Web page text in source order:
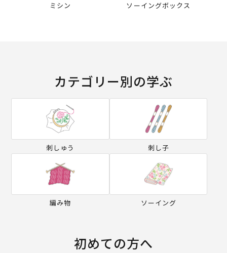
ミシン ソーイングボックス
カテゴリー別の学ぶ
刺しゅう 刺し子
編み物 ソーイング
初めての方へ